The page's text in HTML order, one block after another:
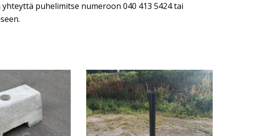
yhteyttä puhelimitse numeroon 040 413 5424 tai